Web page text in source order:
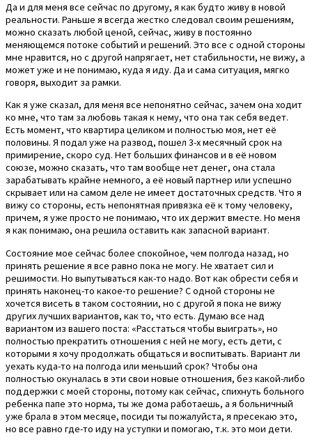
Да и для меня все сейчас по другому, я как будто живу в новой
реальности. Раньше я всегда жестко следовал своим решениям,
можно сказать любой ценой, сейчас, живу в постоянно
меняющемся потоке событий и решений. Это все с одной стороны
мне нравится, но с другой напрягает, нет стабильности, не вижу, а
может уже и не понимаю, куда я иду. Да и сама ситуация, мягко
говоря, выходит за рамки.
Как я уже сказал, для меня все непонятно сейчас, зачем она ходит
ко мне, что там за любовь такая к нему, что она так себя ведет.
Есть момент, что квартира целиком и полностью моя, нет её
половины. Я подал уже на развод, пошел 3-х месячный срок на
примирение, скоро суд. Нет больших финансов и в её новом
союзе, можно сказать, что там вообще нет денег, она стала
зарабатывать крайне немного, а её новый партнер или успешно
скрывает или на самом деле не имеет достаточных средств. Что я
вижу со стороны, есть непонятная привязка её к тому человеку,
причем, я уже просто не понимаю, что их держит вместе. Но меня
я как понимаю, она решила оставить как запасной вариант.
Состояние мое сейчас более спокойное, чем полгода назад, но
принять решение я все равно пока не могу. Не хватает сил и
решимости. Но выпутываться как-то надо. Вот как обрести себя и
принять наконец-то какое-то решение? С одной стороны не
хочется висеть в таком состоянии, но с другой я пока не вижу
других лучших вариантов, как то, что есть. Думаю все над
вариантом из вашего поста: «Расстаться чтобы выиграть», но
полностью прекратить отношения с ней не могу, есть дети, с
которыми я хочу продолжать общаться и воспитывать. Вариант ли
уехать куда-то на полгода или меньший срок? Чтобы она
полностью окуналась в эти свои новые отношения, без какой-либо
поддержки с моей стороны, потому как сейчас, спихнуть больного
ребенка папе это норма, ты же дома работаешь, а я больничный
уже брала в этом месяце, посиди ты пожалуйста, я пресекаю это,
но все равно где-то иду на уступки и помогаю, т.к. это мои дети.